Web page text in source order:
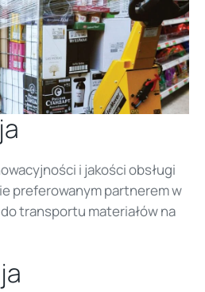
i jakości obsługi
preferowanym partnerem w
transportu materiałów na